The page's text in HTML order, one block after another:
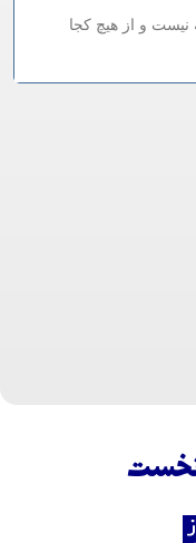
نیست و از هیچ کجا